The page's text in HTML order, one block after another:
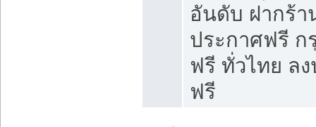
อันดับ ฝากร้า
ประกาศฟรี ก
ฟรี ทั่วไทย ล
ฟรี